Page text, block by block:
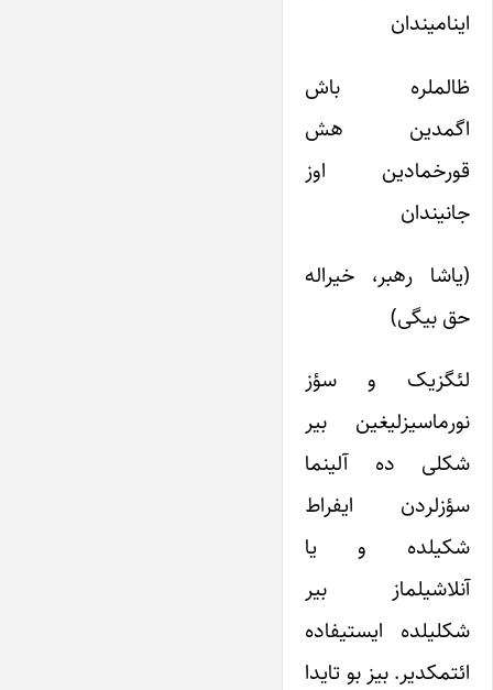
اینامیندان
ظالملره باش
اگمدین هش
قورخمادین اوز
جانیندان
(یاشا رهبر، خیراله
حق بیگی)
لئگزیک و سؤز
نورماسیزلیغین بیر
شکلی ده آلینما
سؤزلردن ایفراط
شکیلده و یا
آنلاشیلماز بیر
شکلیلده ایستیفاده
ائتمکدیر. بیز بو تایدا